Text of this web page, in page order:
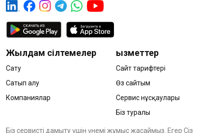
Жылдам сілтемелер
Сату
Сатып алу
Компаниялар
Қызметтер
Сайт тарифтері
Өз сайтым
Сервис нұсқаулары
Біз туралы
Біз сервисті дамыту үшін үнемі жұмыс жасаймыз. Егер Сіз